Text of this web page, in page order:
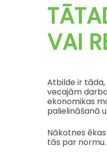
VAI
Atbilde ir
vecajām
ekonomikas
palielināšanā
Nākotnes
tās par normu.